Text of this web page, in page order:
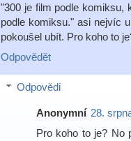
"300 je film podle komiksu,
podle komiksu." asi nejvíc
pokoušel ubít. Pro koho to
Odpovědět
Odpovědi
Anonymní 28.
Pro koho to je? No